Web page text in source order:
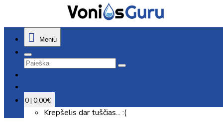
Meniu
0 | 0,00€
Krepšelis dar tuščias... :(